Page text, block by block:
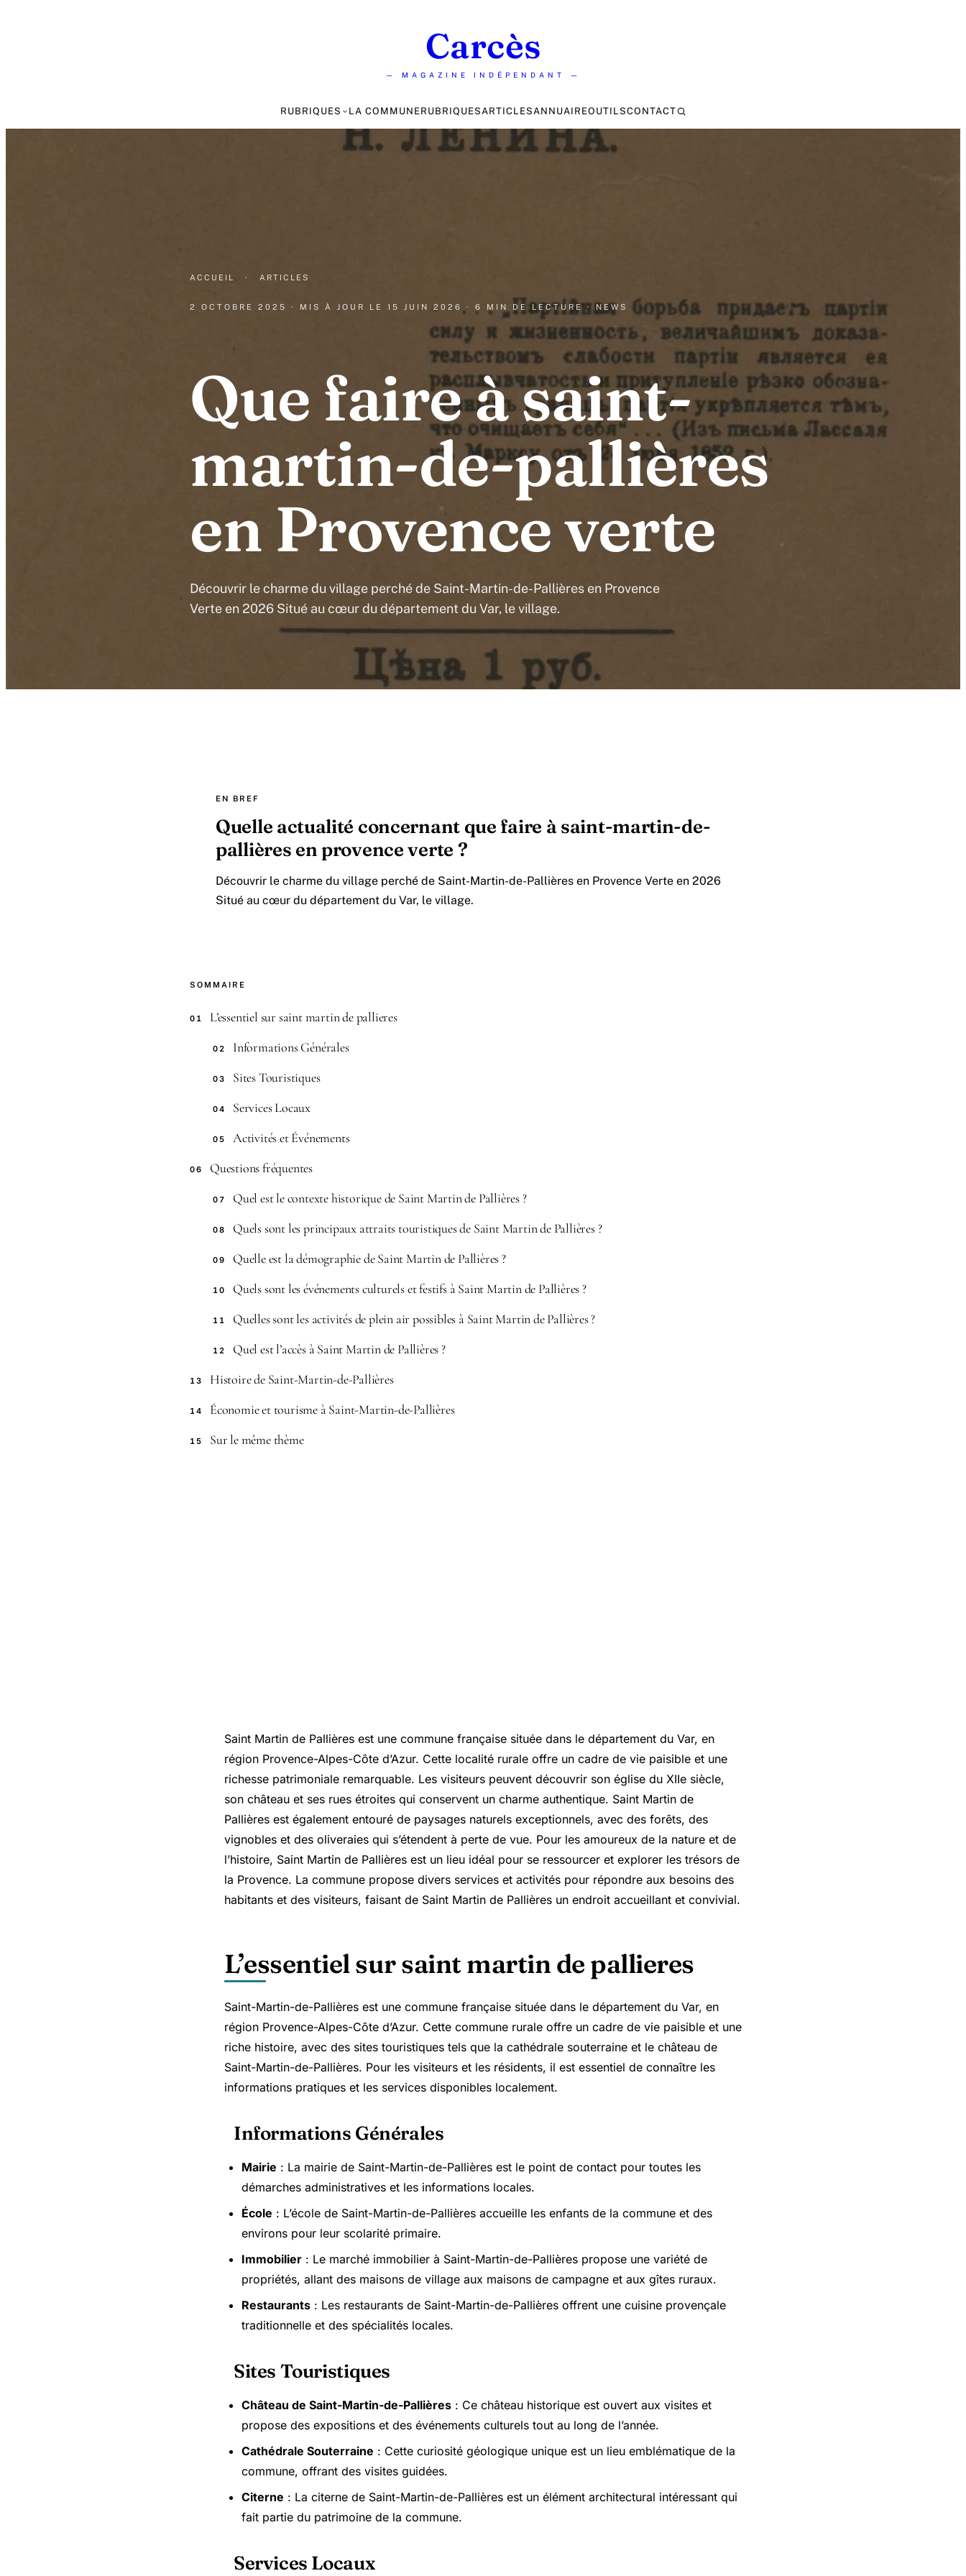
Carcès
— MAGAZINE INDÉPENDANT —
RUBRIQUES LA COMMUNERUBRIQUESARTICLESANNUAIREOUTILSCONTACT
ACCUEIL · ARTICLES
2 OCTOBRE 2025 · MIS À JOUR LE 15 JUIN 2026 · 6 MIN DE LECTURE · NEWS
Que faire à saint-
martin-de-pallières
en Provence verte
Découvrir le charme du village perché de Saint-Martin-de-Pallières en Provence
Verte en 2026 Situé au cœur du département du Var, le village.
EN BREF
Quelle actualité concernant que faire à saint-martin-de-
pallières en provence verte ?
Découvrir le charme du village perché de Saint-Martin-de-Pallières en Provence Verte en 2026
Situé au cœur du département du Var, le village.
SOMMAIRE
01 L’essentiel sur saint martin de pallieres
02 Informations Générales
03 Sites Touristiques
04 Services Locaux
05 Activités et Événements
06 Questions fréquentes
07 Quel est le contexte historique de Saint Martin de Pallières ?
08 Quels sont les principaux attraits touristiques de Saint Martin de Pallières ?
09 Quelle est la démographie de Saint Martin de Pallières ?
10 Quels sont les événements culturels et festifs à Saint Martin de Pallières ?
11 Quelles sont les activités de plein air possibles à Saint Martin de Pallières ?
12 Quel est l’accès à Saint Martin de Pallières ?
13 Histoire de Saint-Martin-de-Pallières
14 Économie et tourisme à Saint-Martin-de-Pallières
15 Sur le même thème
Saint Martin de Pallières est une commune française située dans le département du Var, en
région Provence-Alpes-Côte d’Azur. Cette localité rurale offre un cadre de vie paisible et une
richesse patrimoniale remarquable. Les visiteurs peuvent découvrir son église du XIIe siècle,
son château et ses rues étroites qui conservent un charme authentique. Saint Martin de
Pallières est également entouré de paysages naturels exceptionnels, avec des forêts, des
vignobles et des oliveraies qui s’étendent à perte de vue. Pour les amoureux de la nature et de
l’histoire, Saint Martin de Pallières est un lieu idéal pour se ressourcer et explorer les trésors de
la Provence. La commune propose divers services et activités pour répondre aux besoins des
habitants et des visiteurs, faisant de Saint Martin de Pallières un endroit accueillant et convivial.
L’essentiel sur saint martin de pallieres
Saint-Martin-de-Pallières est une commune française située dans le département du Var, en
région Provence-Alpes-Côte d’Azur. Cette commune rurale offre un cadre de vie paisible et une
riche histoire, avec des sites touristiques tels que la cathédrale souterraine et le château de
Saint-Martin-de-Pallières. Pour les visiteurs et les résidents, il est essentiel de connaître les
informations pratiques et les services disponibles localement.
Informations Générales
Mairie : La mairie de Saint-Martin-de-Pallières est le point de contact pour toutes les
démarches administratives et les informations locales.
École : L’école de Saint-Martin-de-Pallières accueille les enfants de la commune et des
environs pour leur scolarité primaire.
Immobilier : Le marché immobilier à Saint-Martin-de-Pallières propose une variété de
propriétés, allant des maisons de village aux maisons de campagne et aux gîtes ruraux.
Restaurants : Les restaurants de Saint-Martin-de-Pallières offrent une cuisine provençale
traditionnelle et des spécialités locales.
Sites Touristiques
Château de Saint-Martin-de-Pallières : Ce château historique est ouvert aux visites et
propose des expositions et des événements culturels tout au long de l’année.
Cathédrale Souterraine : Cette curiosité géologique unique est un lieu emblématique de la
commune, offrant des visites guidées.
Citerne : La citerne de Saint-Martin-de-Pallières est un élément architectural intéressant qui
fait partie du patrimoine de la commune.
Services Locaux